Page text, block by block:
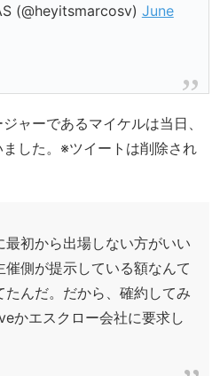
(@heyitsmarcosv) June
ャーであるマイケルは当日、
した。※ツイートは削除され
初から出場しない方がいい
側が提示している額なんて
んだ。だから、確約してみ
かエスクロー会社に要求し